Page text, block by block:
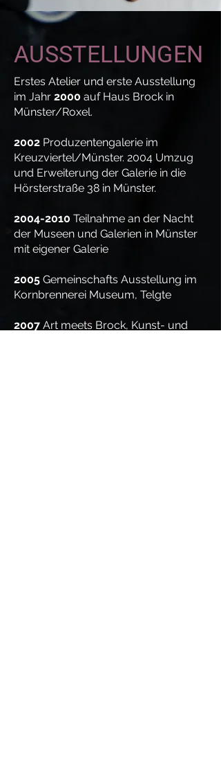
AUSSTELLUNGEN
Erstes Atelier und erste Ausstellung
im Jahr 2000 auf Haus Brock in
Münster/Roxel.
2002 Produzentengalerie im
Kreuzviertel/Münster. 2004 Umzug
und Erweiterung der Galerie in die
Hörsterstraße 38 in Münster.
2004-2010 Teilnahme an der Nacht
der Museen und Galerien in Münster
mit eigener Galerie
2005 Gemeinschafts Ausstellung im
Kornbrennerei Museum, Telgte
2007 Art meets Brock, Kunst- und